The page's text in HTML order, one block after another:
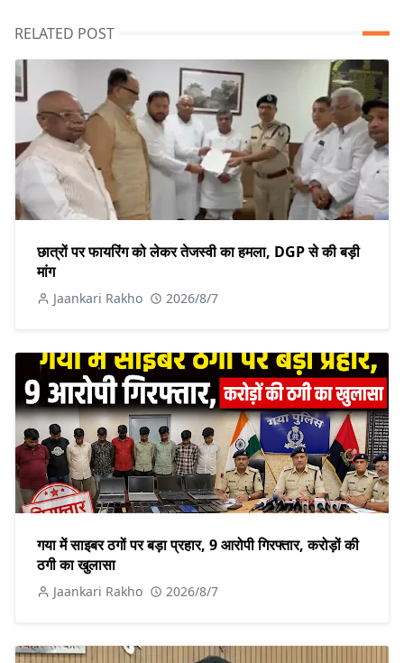
RELATED POST
छात्रों पर फायरिंग को लेकर तेजस्वी का हमला, DGP से की बड़ी
मांग
Jaankari Rakho 2026/8/7
गया में साइबर ठगों पर बड़ा प्रहार, 9 आरोपी गिरफ्तार, करोड़ों की
ठगी का खुलासा
Jaankari Rakho 2026/8/7